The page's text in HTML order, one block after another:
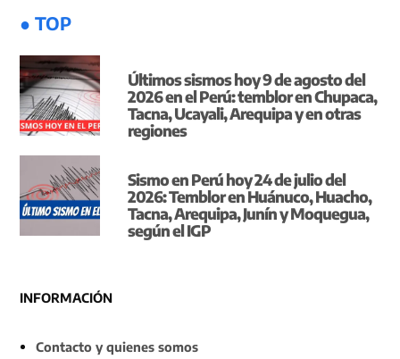
● TOP
Últimos sismos hoy 9 de agosto del
2026 en el Perú: temblor en Chupaca,
Tacna, Ucayali, Arequipa y en otras
regiones
Sismo en Perú hoy 24 de julio del
2026: Temblor en Huánuco, Huacho,
Tacna, Arequipa, Junín y Moquegua,
según el IGP
INFORMACIÓN
Contacto y quienes somos